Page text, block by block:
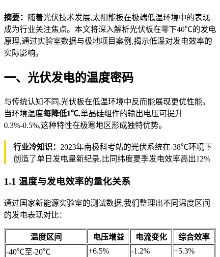
摘要：
随着光伏技术发展,太阳能板在极端低温环境中的表现
成为行业关注焦点。本文将深入解析光伏板在零下40℃的发电
原理,通过实验室数据与极地项目案例,揭示低温对发电效率的
实际影响。
一、光伏发电的温度密码
与传统认知不同,光伏板在低温环境中反而能展现更优性能。
当环境温度每降低1℃,单晶硅组件的输出电压可提升
0.3%-0.5%,这种特性在极寒地区形成独特优势。
行业冷知识： 2023年南极科考站的光伏系统在-38℃环境下
创造了单日发电量新纪录,比同纬度夏季发电效率高出12%
1.1 温度与发电效率的量化关系
通过国家新能源实验室的测试数据,我们整理出不同温度区间
的发电表现对比：
温度区间 电压增益 电流变化
综合效率
-40℃至-20℃
+6.5% -1.2%
+5.3%